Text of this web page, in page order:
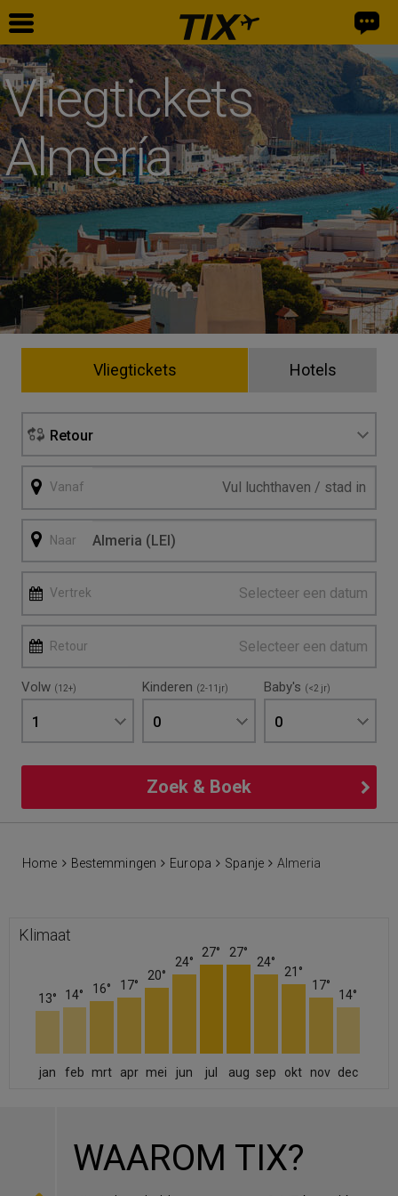
Vliegtickets
Almería
Vliegtickets Hotels
Retour
Vanaf
Naar
Vertrek Selecteer een datum
Retour Selecteer een datum
Volw (12+)
1
Kinderen (2-11jr)
0
Baby's (<2 jr)
0
Zoek & Boek
Home Bestemmingen Europa Spanje Almeria
Klimaat
13° 14° 16° 17°
20°
24°
27° 27°
24°
21°
17°
14°
jan feb mrt apr mei jun jul aug sep okt nov dec
WAAROM TIX?